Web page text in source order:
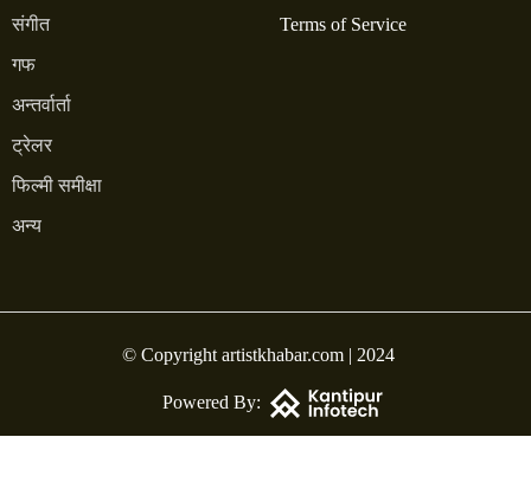
संगीत
गफ
अन्तर्वार्ता
ट्रेलर
फिल्मी समीक्षा
अन्य
Terms of Service
© Copyright artistkhabar.com | 2024
Powered By: